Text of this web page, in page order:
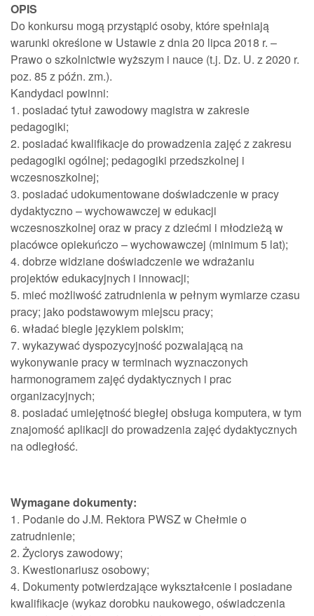
OPIS
Do konkursu mogą przystąpić osoby, które spełniają
warunki określone w Ustawie z dnia 20 lipca 2018 r. –
Prawo o szkolnictwie wyższym i nauce (t.j. Dz. U. z 2020 r.
poz. 85 z późn. zm.).
Kandydaci powinni:
1. posiadać tytuł zawodowy magistra w zakresie
pedagogiki;
2. posiadać kwalifikacje do prowadzenia zajęć z zakresu
pedagogiki ogólnej; pedagogiki przedszkolnej i
wczesnoszkolnej;
3. posiadać udokumentowane doświadczenie w pracy
dydaktyczno – wychowawczej w edukacji
wczesnoszkolnej oraz w pracy z dziećmi i młodzieżą w
placówce opiekuńczo – wychowawczej (minimum 5 lat);
4. dobrze widziane doświadczenie we wdrażaniu
projektów edukacyjnych i innowacji;
5. mieć możliwość zatrudnienia w pełnym wymiarze czasu
pracy; jako podstawowym miejscu pracy;
6. władać biegle językiem polskim;
7. wykazywać dyspozycyjność pozwalającą na
wykonywanie pracy w terminach wyznaczonych
harmonogramem zajęć dydaktycznych i prac
organizacyjnych;
8. posiadać umiejętność biegłej obsługa komputera, w tym
znajomość aplikacji do prowadzenia zajęć dydaktycznych
na odległość.
Wymagane dokumenty:
1. Podanie do J.M. Rektora PWSZ w Chełmie o
zatrudnienie;
2. Życiorys zawodowy;
3. Kwestionariusz osobowy;
4. Dokumenty potwierdzające wykształcenie i posiadane
kwalifikacje (wykaz dorobku naukowego, oświadczenia